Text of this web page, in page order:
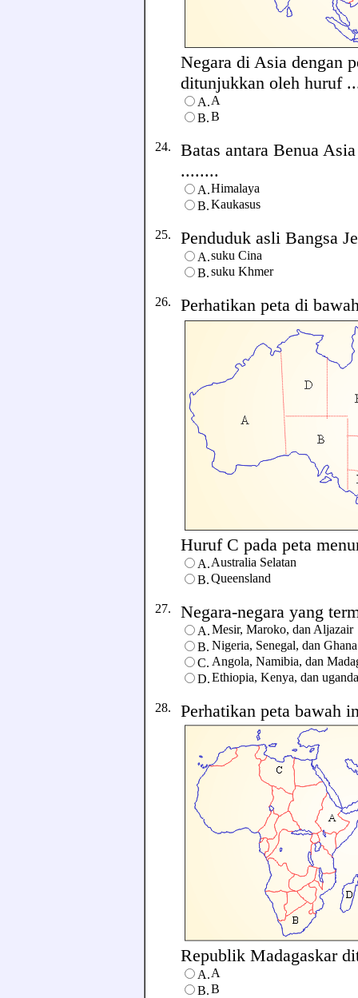
Negara di Asia dengan
ditunjukkan oleh huruf
A.A
B.B
24. Batas antara Benua
........
A.Himalaya
B.Kaukasus
25. Penduduk asli Bangsa
A.suku Cina
B.suku Khmer
26. Perhatikan peta di
Huruf C pada peta
A.Australia Selatan
B.Queensland
27. Negara-negara yang
A.Mesir, Maroko, dan Aljazair
B. Nigeria, Senegal, dan Ghana
C. Angola, Namibia, dan
D.Ethiopia, Kenya, dan uganda
28. Perhatikan peta bawah
Republik Madagaskar
A.A
B.B